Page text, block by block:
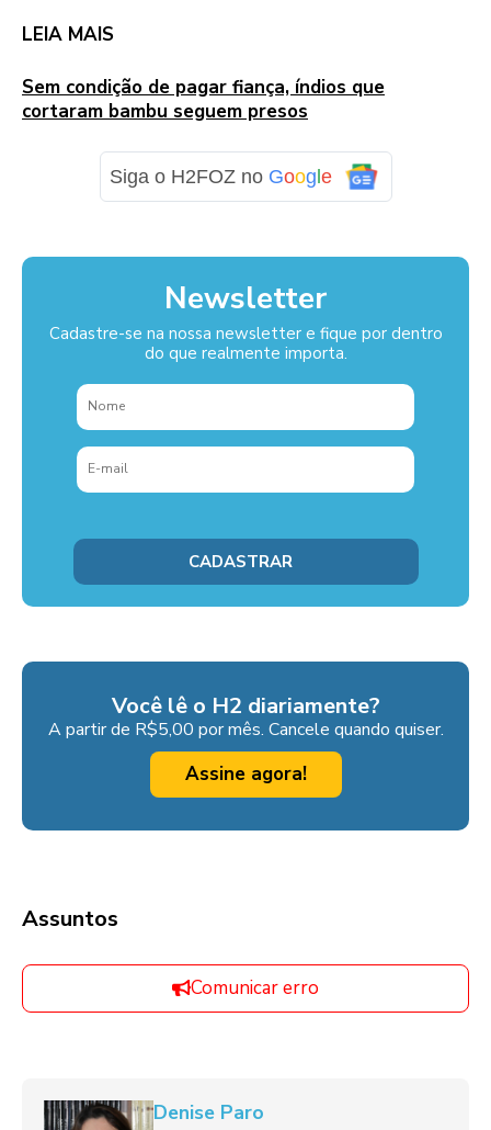
LEIA MAIS
Sem condição de pagar fiança, índios que
cortaram bambu seguem presos
Siga o H2FOZ no Goog e
Newsletter
Cadastre-se na nossa newsletter e fique por dentro
do que realmente importa.
Você lê o H2 diariamente?
A partir de R$5,00 por mês. Cancele quando quiser.
Assine agora!
Assuntos
Comunicar erro
Denise Paro